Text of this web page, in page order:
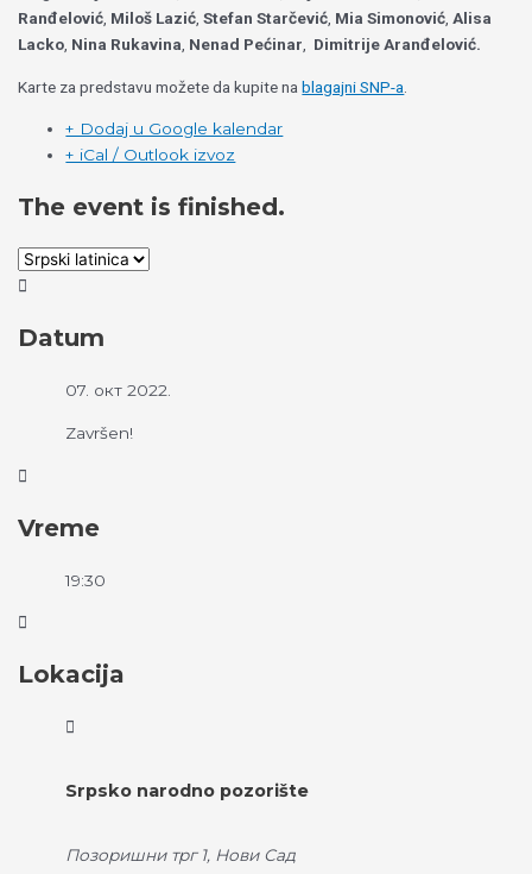
Ranđelović Miloš Lazić ,Stefan Starčević Mia Simonović Alisa
Lacko Nina Rukavina Nenad Pećinar Dimitrije Aranđelović.
Karte za predstavu možete da kupite nablagajni SNP-a
+ Dodaj u Google kalendar
+ iCal / Outlook izvoz
The event is finished.
Datum
07. окт 2022.
Završen!
Vreme
19:30
Lokacija
Srpsko narodno pozorište
Позоришни трг 1, Нови Сад